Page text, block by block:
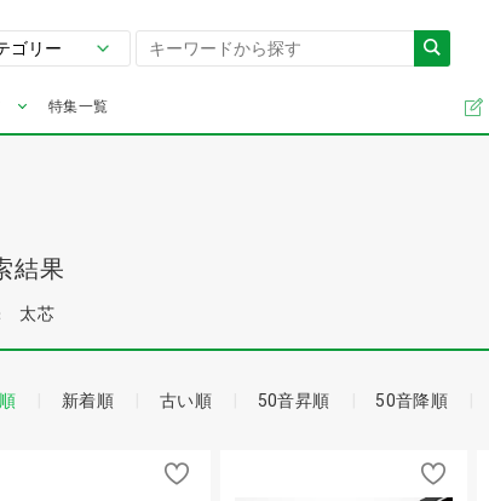
特集一覧
結果
太芯
新着順 古い順 50音昇順 50音降順